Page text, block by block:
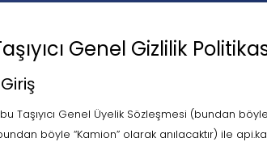
Genel Gizlilik
Taşıyıcı Genel Üyelik Sözleşmesi (bundan
böyle “Kamion” olarak anılacaktır) ile